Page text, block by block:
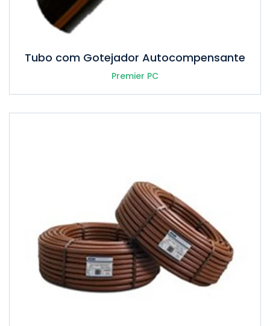
Tubo com Gotejador Autocompensante
Premier PC